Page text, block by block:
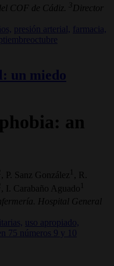
COF de Cádiz.
3 Director
presión arterial,
farmacia,
un miedo
an
, P. Sanz González 1
, R.
, I. Carabaño Aguado 1
Hospital General
uso apropiado,
75 números 9 y 10